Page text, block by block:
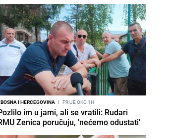
BOSNA I HERCEGOVINA I PRIJE OKO 1H
im u jami, ali se vratili: Rudari
Zenica poručuju, 'nećemo odustati'